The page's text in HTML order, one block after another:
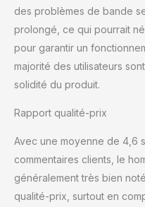
des problèmes de bande
prolongé, ce qui pourrait
pour garantir un
majorité des utilisateurs
solidité du produit.
Rapport qualité-prix
Avec une moyenne de 4,6
commentaires clients, le
généralement très bien
qualité-prix, surtout en